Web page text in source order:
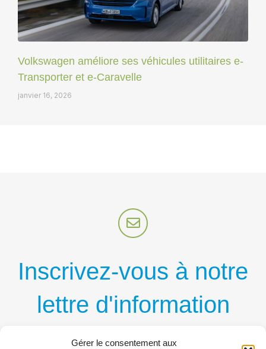
Gérer le consentement aux
Volkswagen améliore ses véhicules utilitaires e-
Transporter et e-Caravelle
janvier 16, 2026
Inscrivez-vous à notre
lettre d'information
par courriel